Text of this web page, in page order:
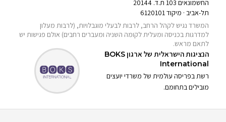
החשמונאים 103 ת.ד. 20144
תל-אביב · מיקוד 6120101
המשרד נגיש לקהל הרחב, לרבות לבעלי מוגבלויות, (לרבות מעלון
למדרגות בכניסה ומעלית לקומה השניה ומעברים רחבים) אולם פגישות יש
לתאם מראש.
הנציגות הישראלית של ארגוןBOKS
International
רשת בפריסה עולמית של משרדי יועצים
מובילים בתחומם.